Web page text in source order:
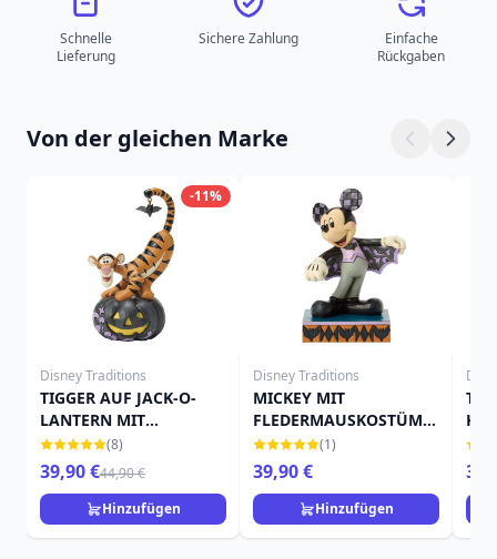
Schnelle
Lieferung
Sichere Zahlung
Einfache
Rückgaben
Von der gleichen Marke
-11%
Disney Traditions
TIGGER AUF JACK-O-
LANTERN MIT
FLEDERMAUS - DISNEY
TRADITIONS
(8)
39,90 €44,90 €
Hinzufügen
Disney Traditions
MICKEY MIT
FLEDERMAUSKOSTÜM -
DISNEY TRADITIONS
(1)
39,90 €
Hinzufügen